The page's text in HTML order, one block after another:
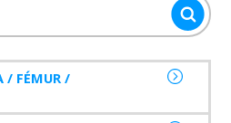
/ FÉMUR /